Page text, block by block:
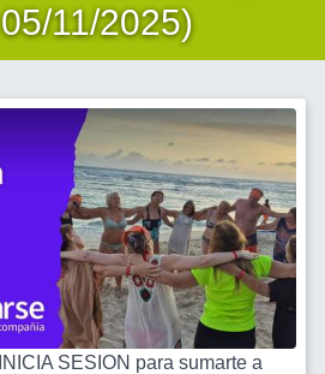
11/2025)
SESION para sumarte a